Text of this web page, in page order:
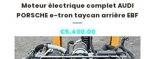
Moteur électrique complet AUDI
PORSCHE e-tron taycan arrière EBF
Price
€5,400.00